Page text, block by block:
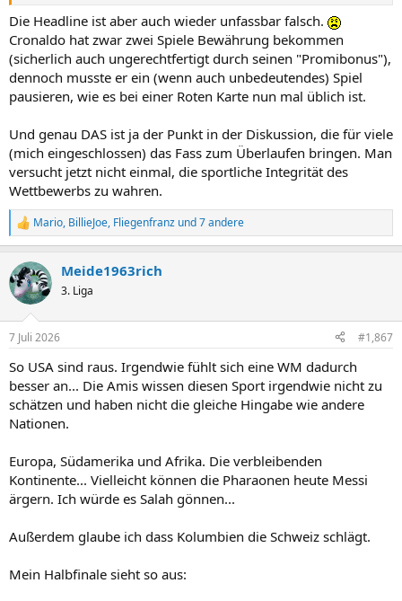
Die Headline ist aber auch wieder unfassbar falsch.
Cronaldo hat zwar zwei Spiele Bewährung bekommen
(sicherlich auch ungerechtfertigt durch seinen "Promibonus"),
dennoch musste er ein (wenn auch unbedeutendes) Spiel
pausieren, wie es bei einer Roten Karte nun mal üblich ist.
Und genau DAS ist ja der Punkt in der Diskussion, die für viele
(mich eingeschlossen) das Fass zum Überlaufen bringen. Man
versucht jetzt nicht einmal, die sportliche Integrität des
Wettbewerbs zu wahren.
R
e
k
t
i
e
:
Mario, BillieJoe, Fliegenfranz und 7 andere
Meide1963rich
3. Liga
7 Juli 2026 #1,867
So USA sind raus. Irgendwie fühlt sich eine WM dadurch
besser an... Die Amis wissen diesen Sport irgendwie nicht zu
schätzen und haben nicht die gleiche Hingabe wie andere
Nationen.
Europa, Südamerika und Afrika. Die verbleibenden
Kontinente... Vielleicht können die Pharaonen heute Messi
ärgern. Ich würde es Salah gönnen...
Außerdem glaube ich dass Kolumbien die Schweiz schlägt.
Mein Halbfinale sieht so aus: